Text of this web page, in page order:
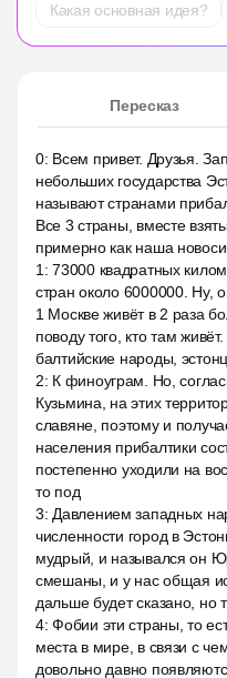
Какая основная идея?
Пересказ
0: Всем привет. Друзья.
небольших государства
называют странами
Все 3 страны, вместе
примерно как наша
1 :73000 квадратных
стран около 6000000. Ну,
1 Москве живёт в 2 раза
поводу того, кто там
балтийские народы,
2: К финоуграм. Но,
Кузьмина, на этих
славяне, поэтому и
населения прибалтики
постепенно уходили на
то под
3: Давлением западных
численности город в
мудрый, и назывался он
смешаны, и у нас общая
дальше будет сказано, но
4:Фобии эти страны, то
места в мире, в связи с
довольно давно